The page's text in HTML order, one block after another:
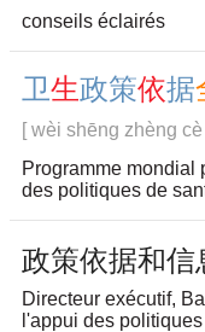
conseils éclairés
卫生政策依据
[ wèi shēng zhèng
Programme mondial
des politiques de
政策依据和信
Directeur exécutif,
l'appui des politiques